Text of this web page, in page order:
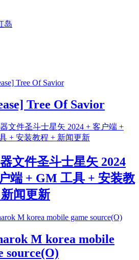
岛
Tree Of Savior
文件圣斗士星矢 2024
端 + GM 工具 + 安装教
闻更新
M korea mobile
source(O)